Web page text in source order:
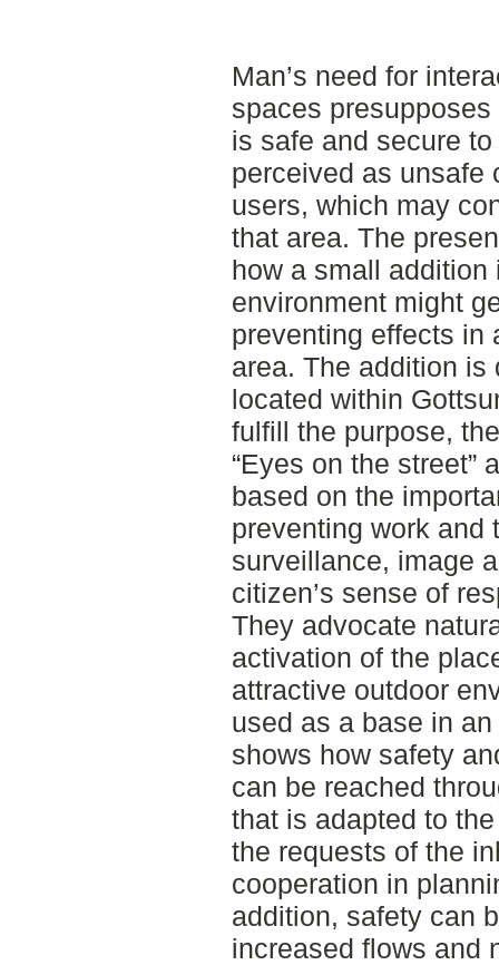
Man’s need for
spaces
is safe and secure
perceived as unsafe
users, which may
that area. The
how a small
environment might
preventing effects in
area. The addition is
located within
fulfill the purpose,
“Eyes on the street”
based on the
preventing work and
surveillance, image
citizen’s sense of
They advocate
activation of the
attractive outdoor
used as a base in
shows how safety
can be reached
that is adapted to
the requests of the
cooperation in
addition, safety can
increased flows and